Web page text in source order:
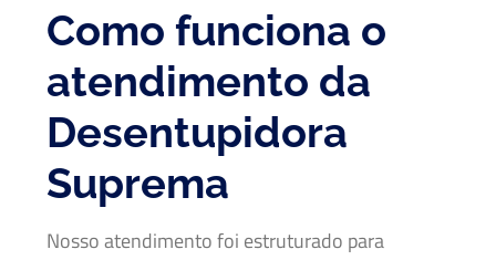
Como funciona o
atendimento da
Desentupidora
Suprema
Nosso atendimento foi estruturado para